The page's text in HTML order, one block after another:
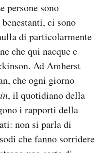
persone sono
ci sono
di particolarmente
che qui nacque e
Ad Amherst
che ogni giorno
, il quotidiano della
i rapporti della
non si parla di
che fanno sorridere